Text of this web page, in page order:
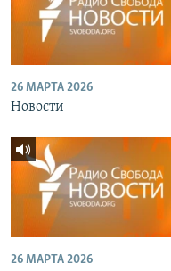
26 МАРТА 2026
Новости
26 МАРТА 2026